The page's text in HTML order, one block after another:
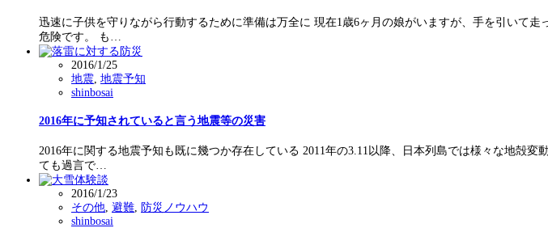
迅速に子供を守りながら行動するために準備は万全に 現在1歳6ヶ月の娘がいますが、手を引いて
危険です。 も…
2016/1/25
地震 地震予知
shinbosai
2016年に予知されていると言う地震等の災害
2016年に関する地震予知も既に幾つか存在している 2011年の3.11以降、日本列島では様々な地殻
ても過言で…
2016/1/23
その他 避難
防災ノウハウ
shinbosai